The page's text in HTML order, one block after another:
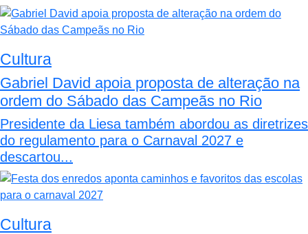
Cultura
Gabriel David apoia proposta de alteração na
ordem do Sábado das Campeãs no Rio
Presidente da Liesa também abordou as diretrizes
do regulamento para o Carnaval 2027 e
descartou...
Cultura